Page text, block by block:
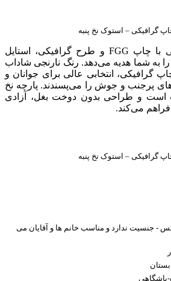
این تیشرت نارنجی با چاپ FGG و طرح گرافیکی، استایل
به شما هدیه می‌دهد. رنگ نارنجی شاداب
گرافیکی، انتخابی عالی برای جوانان و
پرجنب و جوش را می‌پسندند. پارچه نخ
است و طراحی بدون دوخت بغل، آزادی
می‌کند.
- جنسیت ندارد و مناسب خانم ها و آقایان می
باشگاهی